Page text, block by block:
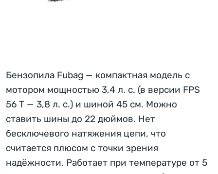
Бензопила Fubag — компактная модель с
мотором мощностью 3,4 л. с. (в версии FPS
56 T — 3,8 л. с.) и шиной 45 см. Можно
ставить шины до 22 дюймов. Нет
бесключевого натяжения цепи, что
считается плюсом с точки зрения
надёжности. Работает при температуре от 5